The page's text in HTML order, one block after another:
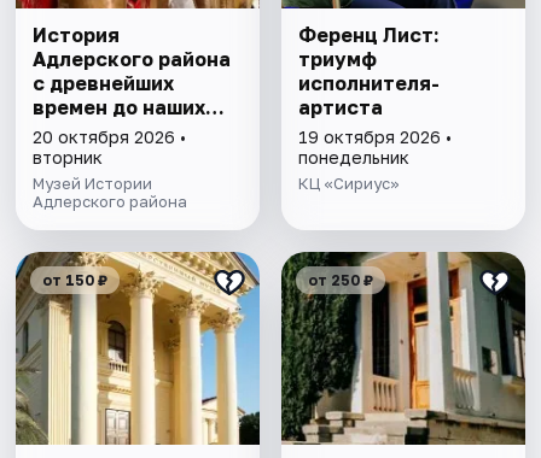
История
Адлерского района
с древнейших
времен до наших
дней. Экскурсия
20 октября 2026 •
вторник
Музей Истории
Адлерского района
Ференц Лист:
триумф
исполнителя-
артиста
19 октября 2026 •
понедельник
КЦ «Сириус»
от 150 ₽ от 250 ₽